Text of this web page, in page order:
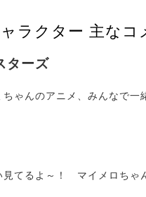
ラクター 主なコ
ターズ
ゃんのアニメ、みんなで一
てるよ～！ マイメロちゃ